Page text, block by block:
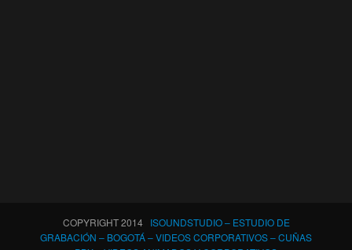
COPYRIGHT 2014 ISOUNDSTUDIO – ESTUDIO DE
GRABACIÓN – BOGOTÁ – VIDEOS CORPORATIVOS – CUÑAS